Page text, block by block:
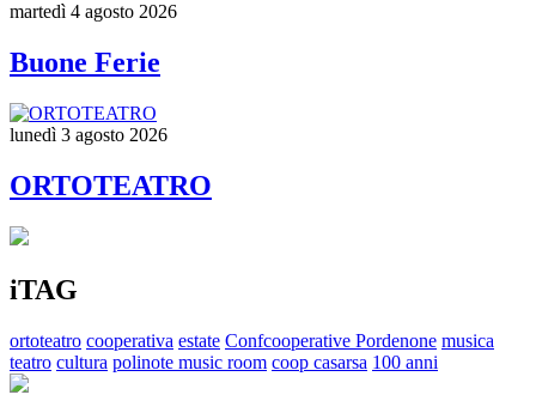
martedì 4 agosto 2026
Buone Ferie
lunedì 3 agosto 2026
ORTOTEATRO
iTAG
ortoteatro cooperativa estate Confcooperative Pordenone musica
teatro cultura polinote music room coop casarsa 100 anni